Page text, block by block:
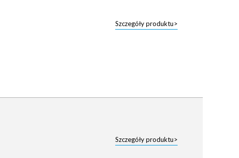
Szczegóły produktu>
Szczegóły produktu>